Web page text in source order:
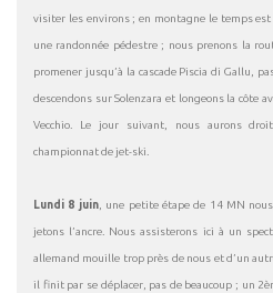
visiter les environs ; en montagne le temps
une randonnée pédestre ; nous prenons la
promener jusqu’à la cascade Piscia di Gallu,
descendons sur Solenzara et longeons la côte
Vecchio. Le jour suivant, nous aurons
championnat de jet-ski.
Lundi 8 juin, une petite étape de 14 MN
jetons l’ancre. Nous assisterons ici à un
allemand mouille trop près de nous et d’un
il finit par se déplacer, pas de beaucoup ; un